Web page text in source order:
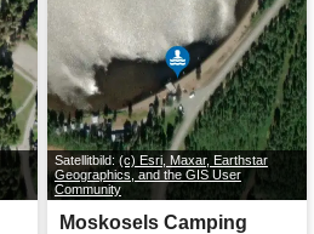
Satellitbild: (c) Esri, Maxar, Earthstar
Geographics, and the GIS User
Community
Moskosels Camping